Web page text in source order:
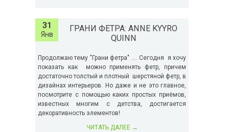
31
Янв
ГРАНИ ФЕТРА: ANNE KYYRO
QUINN
Продолжаю тему "Грани фетра" .... Сегодня я хочу
показать как можно применять фетр, причем
достаточно толстый и плотный шерстяной фетр, в
дизайнах интерьеров. Но даже и не это главное,
посмотрите с помощью каких простых приёмов,
известных многим с детства, достигается
декоративность элементов!
ЧИТАТЬ ДАЛЕЕ →